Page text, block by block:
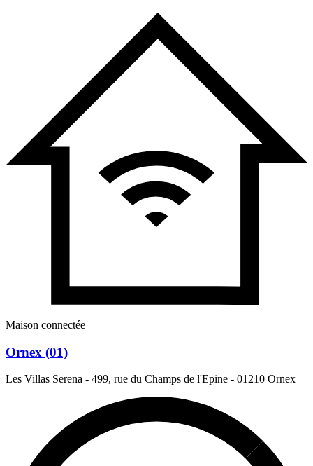
Maison connectée
Ornex (01)
Les Villas Serena - 499, rue du Champs de l'Epine - 01210 Ornex